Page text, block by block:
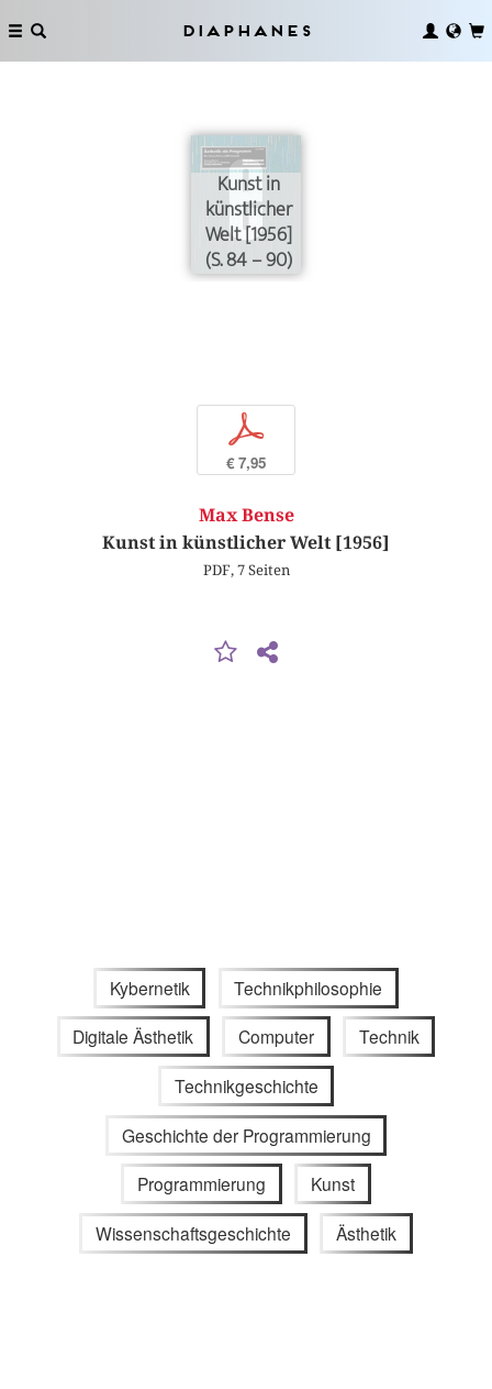
Diaphanes
Kunst in
künstlicher
Welt [1956]
(S. 84 – 90)
p
€ 7,95
Max Bense
Kunst in künstlicher Welt [1956]
PDF, 7 Seiten
Kybernetik Technikphilosophie
Digitale Ästhetik Computer Technik
Technikgeschichte
Geschichte der Programmierung
Programmierung Kunst
Wissenschaftsgeschichte Ästhetik